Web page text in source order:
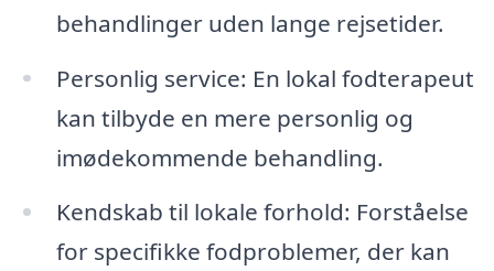
behandlinger uden lange rejsetider.
Personlig service: En lokal fodterapeut
kan tilbyde en mere personlig og
imødekommende behandling.
Kendskab til lokale forhold: Forståelse
for specifikke fodproblemer, der kan